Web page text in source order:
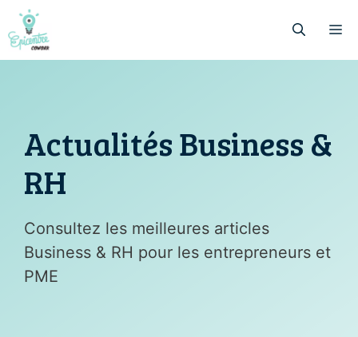
Aller
au
contenu
Actualités Business &
RH
Consultez les meilleures articles
Business & RH pour les entrepreneurs et
PME